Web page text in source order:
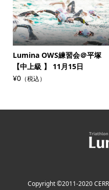
Lumina OWS練習会＠平塚
【中上級 】 11月15日
¥0（税込）
Copyright ©2011-2020